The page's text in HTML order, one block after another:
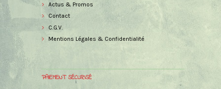
Actus & Promos
Contact
C.G.V.
Mentions Légales & Confidentialité
PAIEMENT SÉCURISÉ